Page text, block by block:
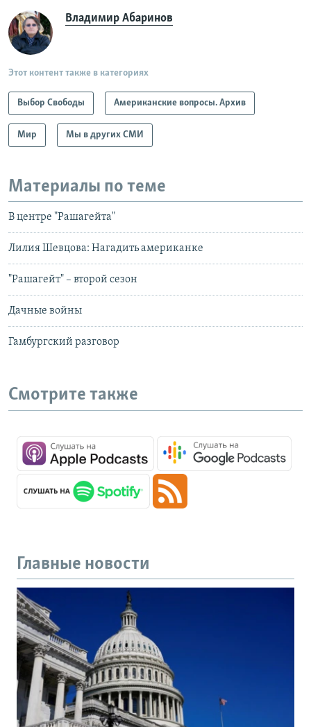
Владимир Абаринов
Этот контент также в категориях
Выбор Свободы Американские вопросы. Архив
Мир Мы в других СМИ
Материалы по теме
В центре "Рашагейта"
Лилия Шевцова: Нагадить американке
"Рашагейт" – второй сезон
Дачные войны
Гамбургский разговор
Смотрите также
Главные новости